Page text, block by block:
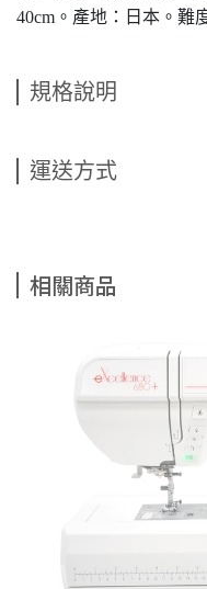
40cm。產地：日本。難
規格說明
運送方式
相關商品